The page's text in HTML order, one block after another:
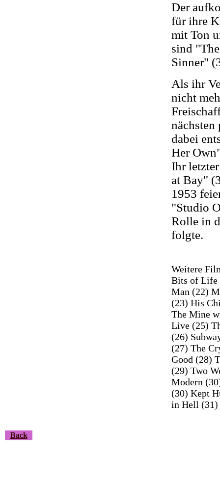
Der
für ihre
mit Ton
sind
Sinner"
Als ihr
nicht
nächsten
dabei
Her
Ihr
at Bay"
1953
"Studio
Rolle in
folgte.
Weitere
Bits of Life
Man (22)
(23) His
The Mine
Live (25)
(26)
(27) The
Good (28)
(29) Two
Modern
(30) Kept
in Hell (31)
Back